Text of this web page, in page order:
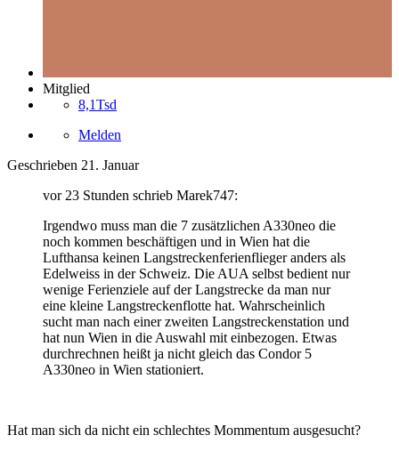
Mitglied
8,1Tsd
Melden
Geschrieben 21. Januar
vor 23 Stunden schrieb Marek747:
Irgendwo muss man die 7 zusätzlichen A330neo die
noch kommen beschäftigen und in Wien hat die
Lufthansa keinen Langstreckenferienflieger anders als
Edelweiss in der Schweiz. Die AUA selbst bedient nur
wenige Ferienziele auf der Langstrecke da man nur
eine kleine Langstreckenflotte hat. Wahrscheinlich
sucht man nach einer zweiten Langstreckenstation und
hat nun Wien in die Auswahl mit einbezogen. Etwas
durchrechnen heißt ja nicht gleich das Condor 5
A330neo in Wien stationiert.
Hat man sich da nicht ein schlechtes Mommentum ausgesucht?